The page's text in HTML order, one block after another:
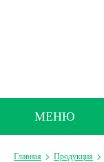
МЕНЮ
Главная Продукция